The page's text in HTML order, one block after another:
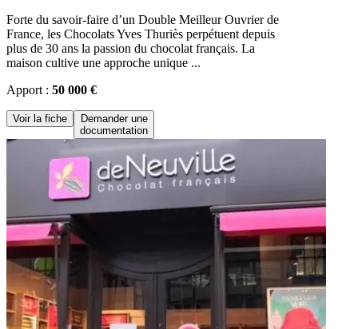
Forte du savoir-faire d’un Double Meilleur Ouvrier de
France, les Chocolats Yves Thuriès perpétuent depuis
plus de 30 ans la passion du chocolat français. La
maison cultive une approche unique ...
Apport : 50 000 €
Voir la fiche
Demander une
documentation